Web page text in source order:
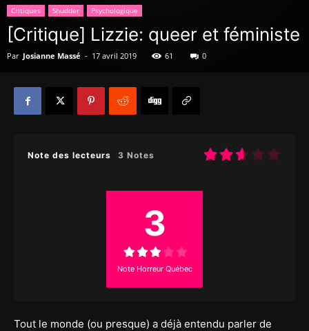
Critiques Shudder Psychologique
[Critique] Lizzie: queer et féministe
Par Josianne Massé - 17 avril 2019 61 0
Note des lecteurs 3 Notes
3
Note Horreur Québec
Tout le monde (ou presque) a déjà entendu parler de